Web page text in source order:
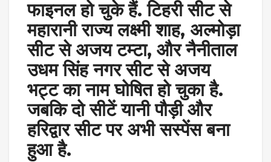
फाइनल हो चुके हैं. टिहरी सीट से
महारानी राज्य लक्ष्मी शाह, अल्मोड़ा
सीट से अजय टम्टा, और नैनीताल
उधम सिंह नगर सीट से अजय
भट्ट का नाम घोषित हो चुका है.
जबकि दो सीटें यानी पौड़ी और
हरिद्वार सीट पर अभी सस्पेंस बना
हुआ है.